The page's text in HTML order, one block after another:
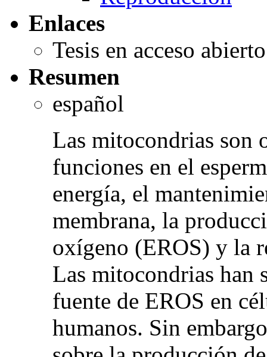
Enlaces
Tesis en acceso
Resumen
español
Las mitocondrias son
funciones en el
energía, el
membrana, la
oxígeno (EROS) y la
Las mitocondrias han
fuente de EROS en
humanos. Sin